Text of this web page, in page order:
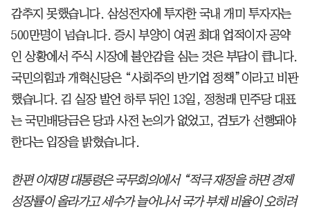
감추지 못했습니다. 삼성전자에 투자한 국내 개미 투자자는
500만명이 넘습니다. 증시 부양이 여권 최대 업적이자 공약
인 상황에서 주식 시장에 불안감을 심는 것은 부담이 큽니다.
국민의힘과 개혁신당은 “사회주의 반기업 정책”이라고 비판
했습니다. 김 실장 발언 하루 뒤인 13일, 정청래 민주당 대표
는 국민배당금은 당과 사전 논의가 없었고, 검토가 선행돼야
한다는 입장을 밝혔습니다.
한편 이재명 대통령은 국무회의에서 “적극 재정을 하면 경제
성장률이 올라가고 세수가 늘어나서 국가 부채 비율이 오히려